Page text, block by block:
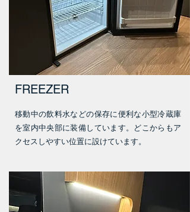
FREEZER
移動中の飲料水などの保存に便利な小型冷蔵庫
を室内中央部に装備しています。どこからもア
クセスしやすい位置に設けています。